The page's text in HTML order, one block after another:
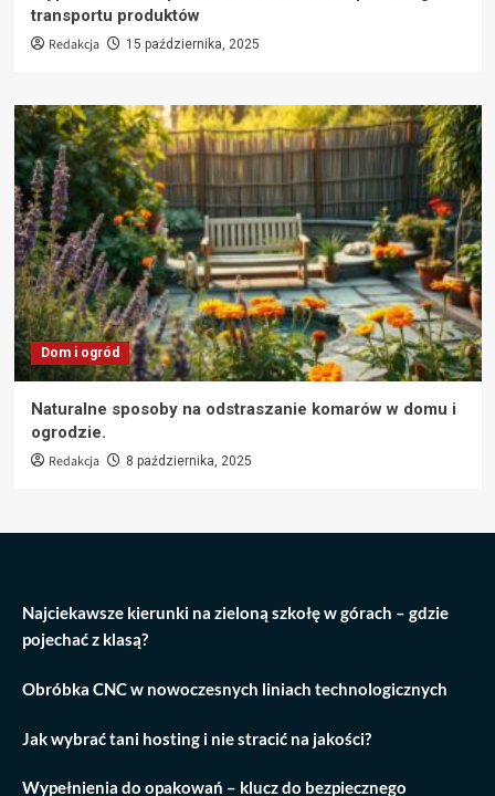
transportu produktów
Redakcja 15 października, 2025
Dom i ogród
Naturalne sposoby na odstraszanie komarów w domu i
ogrodzie.
Redakcja 8 października, 2025
Najciekawsze kierunki na zieloną szkołę w górach – gdzie
pojechać z klasą?
Obróbka CNC w nowoczesnych liniach technologicznych
Jak wybrać tani hosting i nie stracić na jakości?
Wypełnienia do opakowań – klucz do bezpiecznego